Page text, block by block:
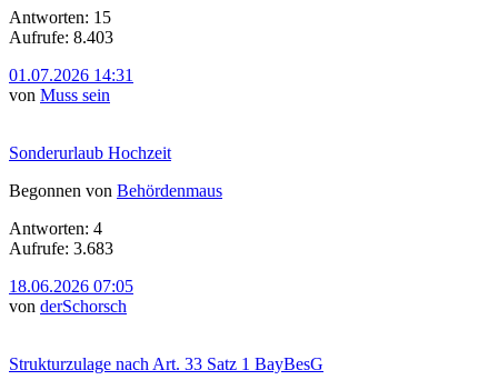
Antworten: 15
Aufrufe: 8.403
01.07.2026 14:31
von Muss sein
Sonderurlaub Hochzeit
Begonnen von Behördenmaus
Antworten: 4
Aufrufe: 3.683
18.06.2026 07:05
von derSchorsch
Strukturzulage nach Art. 33 Satz 1 BayBesG